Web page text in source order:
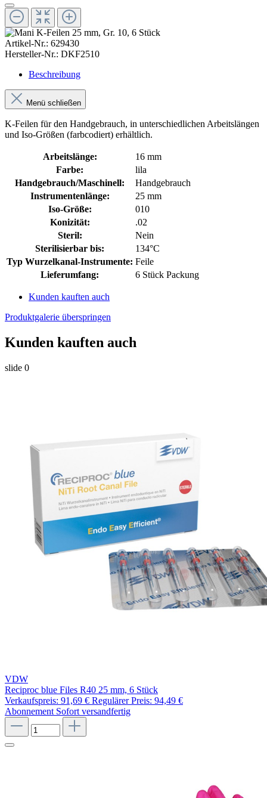
Artikel-Nr.: 629430
Hersteller-Nr.: DKF2510
Beschreibung
Menü schließen
K-Feilen für den Handgebrauch, in unterschiedlichen Arbeitslängen
und Iso-Größen (farbcodiert) erhältlich.
Arbeitslänge:
16 mm
Farbe:
lila
Handgebrauch/Maschinell:
Handgebrauch
Instrumentenlänge:
25 mm
Iso-Größe:
010
Konizität:
.02
Steril:
Nein
Sterilisierbar bis:
134°C
Typ Wurzelkanal-Instrumente: Feile
Lieferumfang:
6 Stück Packung
Kunden kauften auch
Produktgalerie überspringen
Kunden kauften auch
slide 0
VDW
Reciproc blue Files R40 25 mm, 6 Stück
Verkaufspreis: 91,69 € Regulärer Preis: 94,49 €
Abonnement Sofort versandfertig